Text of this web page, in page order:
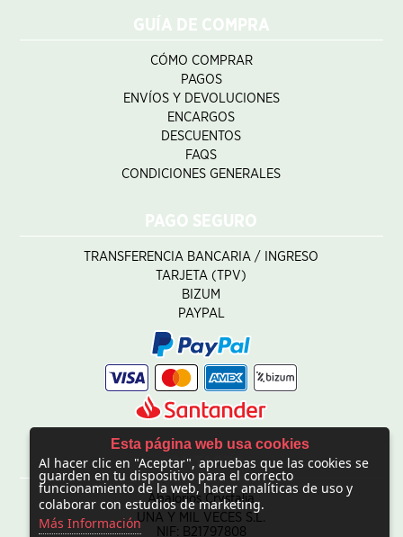
GUÍA DE COMPRA
CÓMO COMPRAR
PAGOS
ENVÍOS Y DEVOLUCIONES
ENCARGOS
DESCUENTOS
FAQS
CONDICIONES GENERALES
PAGO SEGURO
TRANSFERENCIA BANCARIA / INGRESO
TARJETA (TPV)
BIZUM
PAYPAL
CONTACTO
Abalorios Crystalia
UNA Y MIL VECES S.L.
NIF: B21797808
Esta página web usa cookies
Al hacer clic en "Aceptar", apruebas que las cookies se
guarden en tu dispositivo para el correcto
funcionamiento de la web, hacer analíticas de uso y
colaborar con estudios de marketing.
Más Información